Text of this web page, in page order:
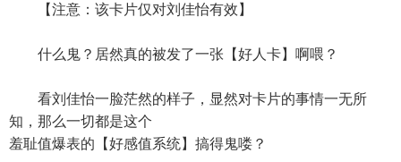
【注意：该卡片仅对刘佳怡有效】
什么鬼？居然真的被发了一张【好人卡】啊喂？
看刘佳怡一脸茫然的样子，显然对卡片的事情一无所
知，那么一切都是这个
羞耻值爆表的【好感值系统】搞得鬼喽？